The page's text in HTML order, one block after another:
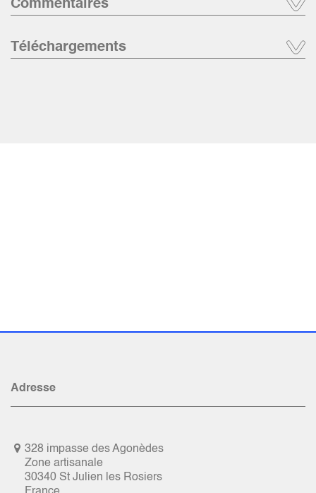
Commentaires
Téléchargements
Adresse
328 impasse des Agonèdes
Zone artisanale
30340 St Julien les Rosiers